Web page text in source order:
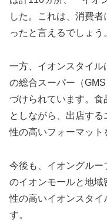
した。これは、消費
ったと言えるでしょう
一方、イオンスタイ
の総合スーパー（
づけられています。
としながら、出店す
性の高いフォーマット
今後も、イオングル
のイオンモールと地域
性の高いイオンスタイ
す。